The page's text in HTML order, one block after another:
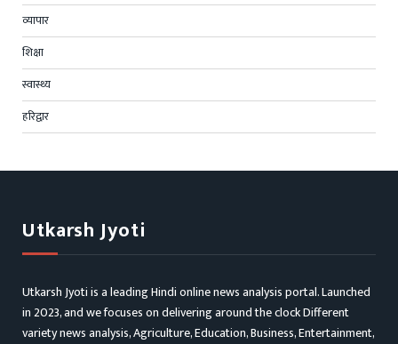
व्यापार
शिक्षा
स्वास्थ्य
हरिद्वार
Utkarsh Jyoti
Utkarsh Jyoti is a leading Hindi online news analysis portal. Launched
in 2023, and we focuses on delivering around the clock Different
variety news analysis, Agriculture, Education, Business, Entertainment,